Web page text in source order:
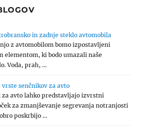
in zadnje steklo avtomobila
z avtomobilom bomo izpostavljeni
elementom, ki bodo umazali naše
Voda, prah, …
vrste senčnikov za avto
za avto lahko predstavljajo izvrstni
za zmanjševanje segrevanja notranjosti
poskrbijo …